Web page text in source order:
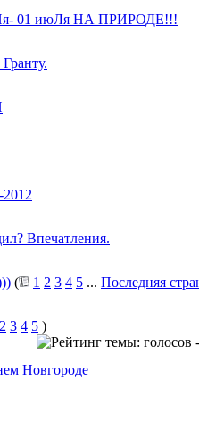
01 июЛя НА ПРИРОДЕ!!!
Впечатления.
( 1 2 3 4 5 ... Последняя
2 3 4 5 )
Новгороде